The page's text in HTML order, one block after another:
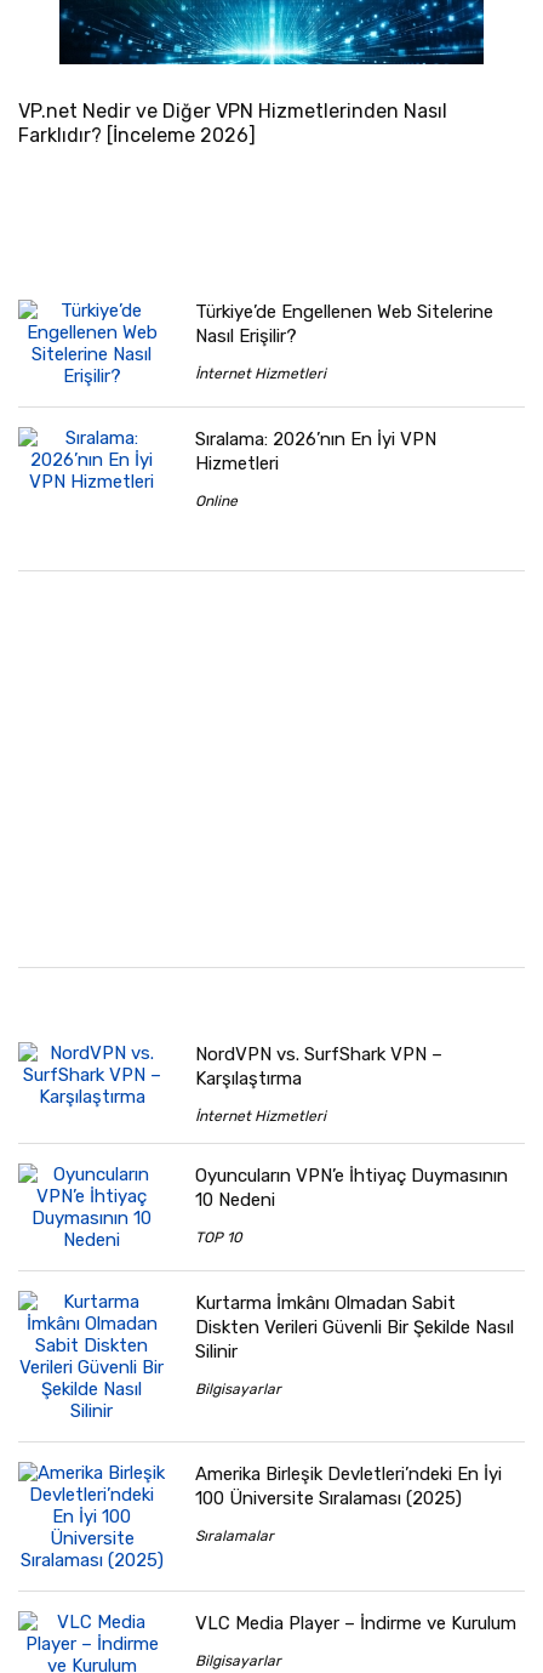
VP.net Nedir ve Diğer VPN Hizmetlerinden Nasıl
Farklıdır? [İnceleme 2026]
Türkiye’de Engellenen Web Sitelerine
Nasıl Erişilir?
İnternet Hizmetleri
Sıralama: 2026’nın En İyi VPN
Hizmetleri
Online
NordVPN vs. SurfShark VPN –
Karşılaştırma
İnternet Hizmetleri
Oyuncuların VPN’e İhtiyaç Duymasının
10 Nedeni
TOP 10
Kurtarma İmkânı Olmadan Sabit
Diskten Verileri Güvenli Bir Şekilde Nasıl
Silinir
Bilgisayarlar
Amerika Birleşik Devletleri’ndeki En İyi
100 Üniversite Sıralaması (2025)
Sıralamalar
VLC Media Player – İndirme ve Kurulum
Bilgisayarlar